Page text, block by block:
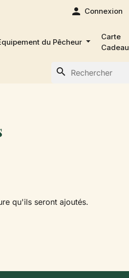
 Connexion
du Pêcheur
Carte
Cadeau
search
qu'ils seront ajoutés.